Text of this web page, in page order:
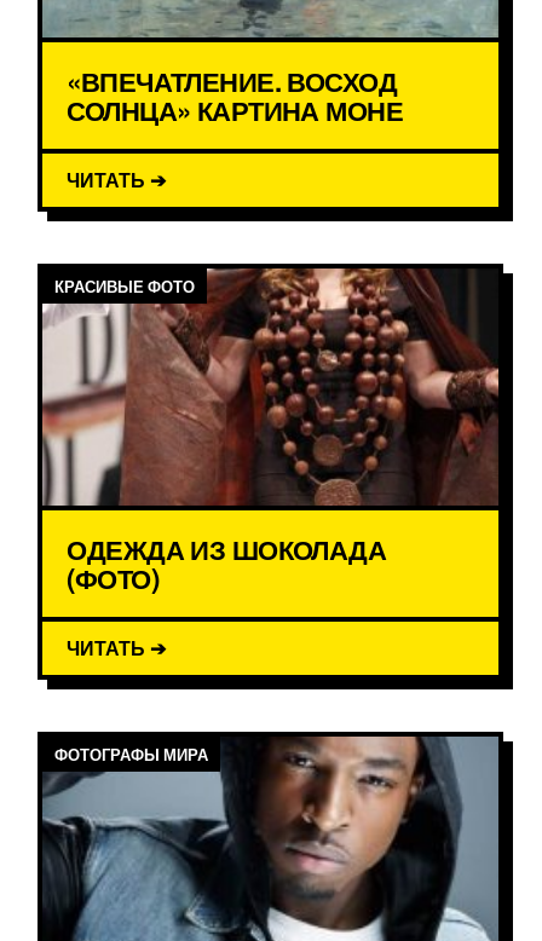
«ВПЕЧАТЛЕНИЕ. ВОСХОД
СОЛНЦА» КАРТИНА МОНЕ
ЧИТАТЬ ➔
КРАСИВЫЕ ФОТО
ОДЕЖДА ИЗ ШОКОЛАДА
(ФОТО)
ЧИТАТЬ ➔
ФОТОГРАФЫ МИРА